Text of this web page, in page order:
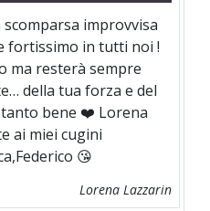
scomparsa improvvisa
fortissimo in tutti noi !
ma resterà sempre
della tua forza e del
bene ❤️ Lorena
ai miei cugini
😘
Lorena Lazzarin